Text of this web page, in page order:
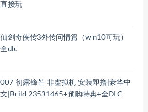
直接玩
仙剑奇侠传3外传问情篇（win10可玩）
全dlc
007 初露锋芒 非虚拟机 安装即撸|豪华中
文|Build.23531465+预购特典+全DLC